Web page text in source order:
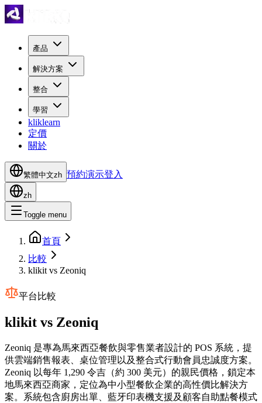
產品
解決方案
整合
學習
kliklearn
定價
關於
繁體中文zh 預約演示登入
zh
Toggle menu
首頁
比較
klikit vs Zeoniq
平台比較
klikit vs Zeoniq
Zeoniq 是專為馬來西亞餐飲與零售業者設計的 POS 系統，提
供雲端銷售報表、桌位管理以及整合式行動會員忠誠度方案。
Zeoniq 以每年 1,290 令吉（約 300 美元）的親民價格，鎖定本
地馬來西亞商家，定位為中小型餐飲企業的高性價比解決方
案。系統包含廚房出單、藍牙印表機支援及顧客自助點餐模式